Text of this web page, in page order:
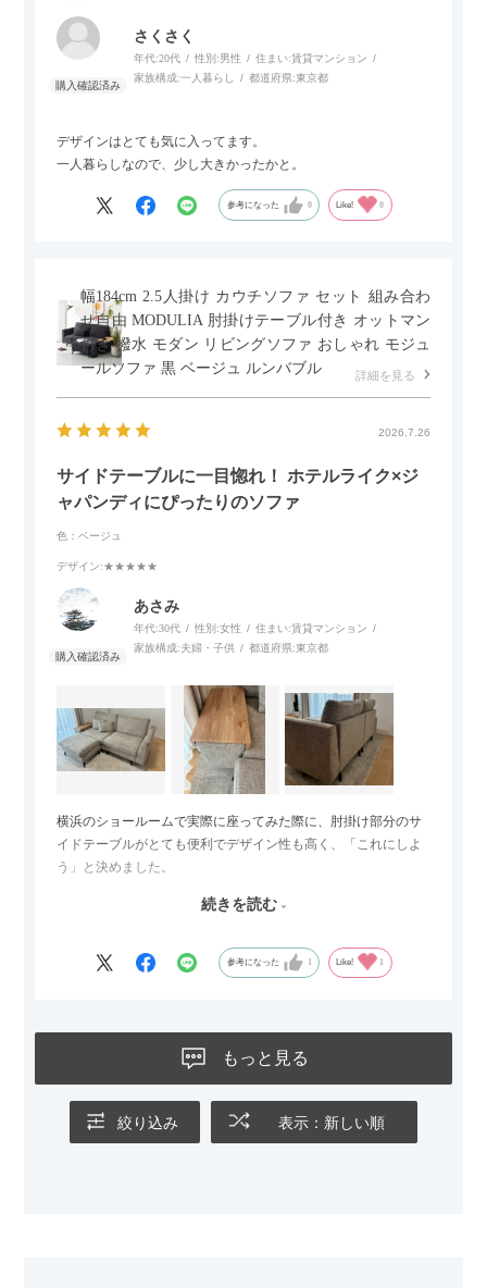
さくさく
年代:20代 性別:男性 住まい:賃貸マンション
家族構成:一人暮らし 都道府県:東京都
デザインはとても気に入ってます。
一人暮らしなので、少し大きかったかと。
参考になった 0 Like! 0
幅184cm 2.5人掛け カウチソファ セット 組み合わ
せ自由 MODULIA 肘掛けテーブル付き オットマン
付き 撥水 モダン リビングソファ おしゃれ モジュ
ールソファ 黒 ベージュ ルンバブル
詳細を見る
2026.7.26
サイドテーブルに一目惚れ！ ホテルライク×ジ
ャパンディにぴったりのソファ
色：ベージュ
デザイン:★★★★★
あさみ
年代:30代 性別:女性 住まい:賃貸マンション
家族構成:夫婦・子供 都道府県:東京都
横浜のショールームで実際に座ってみた際に、肘掛け部分のサ
イドテーブルがとても便利でデザイン性も高く、「これにしよ
う」と決めました。
サイズは2.5人掛けですが、幅184cmとコンパクトなので圧迫感
グとのバランスもぴったりで、リビング全体がすっきり見えま
ないのもお気に入りのポイントです。さらに、わが家はソファ
の後ろ側を通ることも多い間取りなので、背面まできれいに仕
ても美しく、空間の印象を損ないません。
続きを読む
参考になった Like!
もっと見る
絞り込み 表示：新しい順